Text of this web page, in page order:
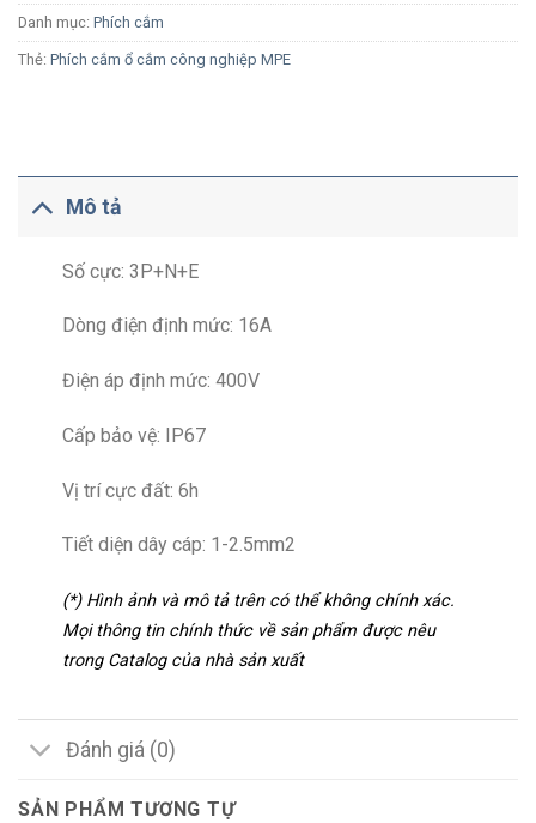
Danh mục: Phích cắm
Thẻ: Phích cắm ổ cắm công nghiệp MPE
Mô tả
Số cực: 3P+N+E
Dòng điện định mức: 16A
Điện áp định mức: 400V
Cấp bảo vệ: IP67
Vị trí cực đất: 6h
Tiết diện dây cáp: 1-2.5mm2
(*) Hình ảnh và mô tả trên có thể không chính xác.
Mọi thông tin chính thức về sản phẩm được nêu
trong Catalog của nhà sản xuất
Đánh giá (0)
SẢN PHẨM TƯƠNG TỰ